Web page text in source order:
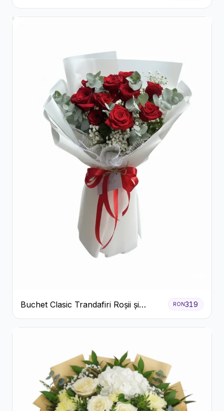
Roșii și Raffaello
Buchet Clasic Trandafiri Roșii și
Eucalipt
RON319